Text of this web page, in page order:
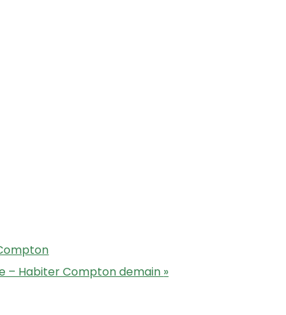
– Habiter Compton demain »